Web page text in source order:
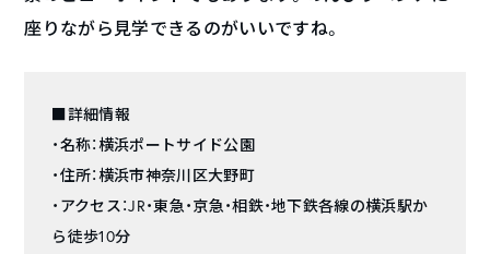
座りながら見学できるのがいいですね。
■詳細情報
・名称：横浜ポートサイド公園
・住所：横浜市神奈川区大野町
・アクセス：JR・東急・京急・相鉄・地下鉄各線の横浜駅か
ら徒歩10分